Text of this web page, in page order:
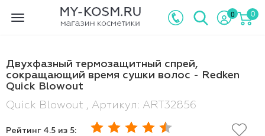
Toggle
0 0
Двухфазный термозащитный спрей,
сокращающий время сушки волос - Redken
Quick Blowout
Quick Blowout , Артикул: ART32856
Рейтинг 4.5 из 5: